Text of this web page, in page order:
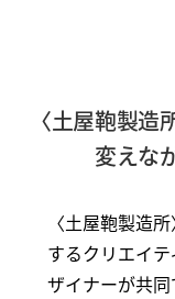
〈土屋鞄製
変えな
〈土屋鞄製造
するクリエイ
ザイナーが共